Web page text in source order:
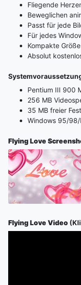
Fliegende
Beweglichen
Passt für jede
Für jedes
Kompakte
Absolut
Pentium III 900
256 MB
35 MB freier
Windows 95/
Flying Love
Flying Love Video